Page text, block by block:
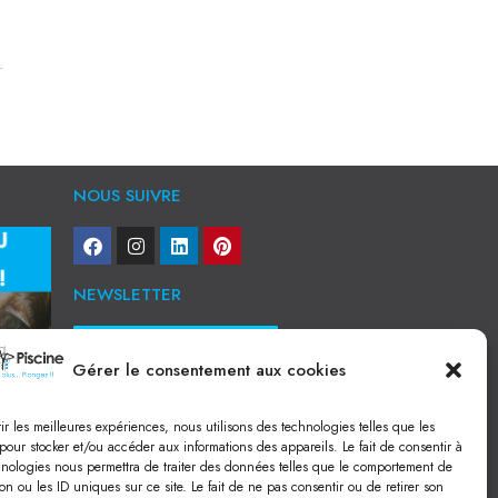
Gérer le consentement aux cookies
les meilleures expériences, nous utilisons des technologies telles que les
stocker et/ou accéder aux informations des appareils. Le fait de consentir à
nous permettra de traiter des données telles que le comportement de
ou les ID uniques sur ce site. Le fait de ne pas consentir ou de retirer son
NOUS SUIVRE
NEWSLETTER
Construction de piscine béton à Narbonne
Piscine coque à Narbonne
Acheter SPA à Narbonne
Pisciniste Narbonne